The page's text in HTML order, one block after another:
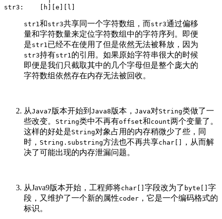
str1 和str3共享同一个字符数组，而str3通过偏移
量和字符数量来定位字符数组中的字符序列。即便
是str1 已经不在使用了但是依然无法被释放，因为
str3持有str1 的引用。如果原始字符串很大的时候
即便是我们只截取其中的几个字母但是整个庞大的
字符数组依然存在内存无法被回收。
从Java7版本开始到 Java8版本， Java对String类做了一
些改变。
String类中不再有offset和count两个变量了。
这样的好处是String对象占用的内存稍微少了些，同
时， String.substring方法也不再共享char[]
，从而解
决了可能出现的内存泄漏问题。
从Java9版本开始，工程师将char[] 字段改为了 byte[] 字
段，又维护了一个新的属性coder ，它是一个编码格式的
标识。